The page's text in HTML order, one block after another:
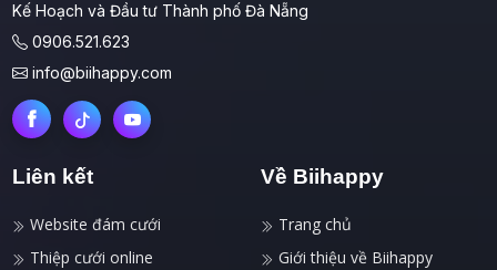
Kế Hoạch và Đầu tư Thành phố Đà Nẵng
0906.521.623
info@biihappy.com
Liên kết
Website đám cưới
Thiệp cưới online
Về Biihappy
Trang chủ
Giới thiệu về Biihappy